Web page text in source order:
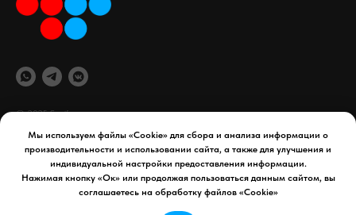
Мы используем файлы «Cookie» для сбора и анализа информации о
производительности и использовании сайта, а также для улучшения и
индивидуальной настройки предоставления информации.
Нажимая кнопку «Ок» или продолжая пользоваться данным сайтом, вы
соглашаетесь на обработку файлов «Cookie»
© 2025 Spaif
офис компании
maydex.store@gmail.com
Уфа, 50 лет СССР д. 34
Документы
Реквизиты компании
Политика конфиденциальности